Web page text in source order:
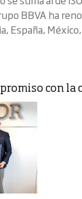
BBVA ha
España,
con la